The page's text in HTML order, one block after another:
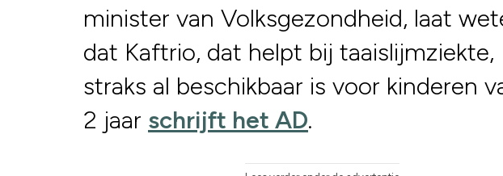
minister van Volksgezondheid, laat
dat Kaftrio, dat helpt bij taaislijmziekte,
straks al beschikbaar is voor kinderen
2 jaar schrijft het AD.